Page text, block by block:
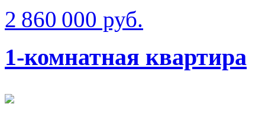
2 860 000 руб.
1-комнатная квартира